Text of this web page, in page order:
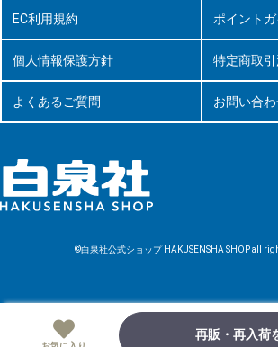
再販・再入荷
EC利用規約 ポイント
個人情報保護方針 特定商取
よくあるご質問 お問い合
©白泉社公式ショップ HAKUSENSHA SHOP all